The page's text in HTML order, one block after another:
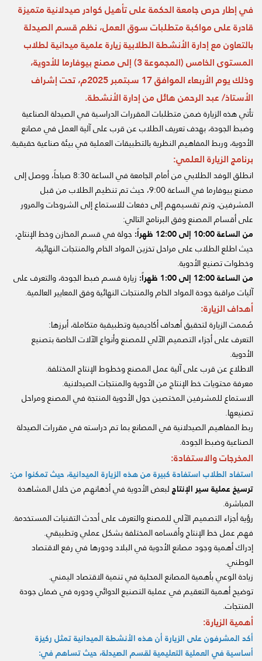
في إطار حرص جامعة الحكمة على تأهيل كوادر صيدلانية متميزة
قادرة على مواكبة متطلبات سوق العمل، نظم قسم الصيدلة
بالتعاون مع إدارة الأنشطة الطلابية زيارة علمية ميدانية لطلاب
المستوى الخامس (المجموعة 3) إلى مصنع بيوفارما للأدوية،
وذلك يوم الأربعاء الموافق 17 سبتمبر 2025م، تحت إشراف
الأستاذ/ عبد الرحمن هائل من إدارة الأنشطة.
تأتي هذه الزيارة ضمن متطلبات المقررات الدراسية في الصيدلة الصناعية
وضبط الجودة، بهدف تعريف الطلاب عن قرب على آلية العمل في مصانع
الأدوية، وربط المفاهيم النظرية بالتطبيقات العملية في بيئة صناعية حقيقية.
برنامج الزيارة العلمي:
انطلق الوفد الطلابي من أمام الجامعة في الساعة 8:30 صباحاً، ووصل إلى
مصنع بيوفارما في الساعة 9:00، حيث تم تنظيم الطلاب من قبل
المشرفين، وتم تقسيمهم إلى دفعات للاستماع إلى الشروحات والمرور
على أقسام المصنع وفق البرنامج التالي:
من الساعة 10:00 إلى 12:00 ظهراً:
جولة في قسم المخازن وخط الإنتاج،
حيث اطلع الطلاب على مراحل تخزين المواد الخام والمنتجات النهائية،
وخطوات تصنيع الأدوية.
من الساعة 12:00 إلى 1:00 ظهراً:
زيارة قسم ضبط الجودة، والتعرف على
آليات مراقبة جودة المواد الخام والمنتجات النهائية وفق المعايير العالمية.
أهداف الزيارة:
صُممت الزيارة لتحقيق أهداف أكاديمية وتطبيقية متكاملة، أبرزها:
التعرف على أجزاء التصميم الآلي للمصنع وأنواع الآلات الخاصة بتصنيع
الأدوية.
الاطلاع عن قرب على آلية عمل المصنع وخطوط الإنتاج المختلفة.
معرفة محتويات خط الإنتاج من الأدوية والمنتجات الصيدلانية.
الاستماع للمشرفين المختصين حول الأدوية المنتجة في المصنع ومراحل
تصنيعها.
ربط المفاهيم الصيدلانية في المصانع بما تم دراسته في مقررات الصيدلة
الصناعية وضبط الجودة.
المخرجات والاستفادة:
استفاد الطلاب استفادة كبيرة من هذه الزيارة الميدانية، حيث تمكنوا من:
ترسيخ عملية سير الإنتاجلبعض الأدوية في أذهانهم من خلال المشاهدة
المباشرة.
رؤية أجزاء التصميم الآلي للمصنع والتعرف على أحدث التقنيات المستخدمة.
فهم عمل خط الإنتاج وأقسامه المختلفة بشكل عملي وتطبيقي.
إدراك أهمية وجود مصانع الأدوية في البلاد ودورها في رفع الاقتصاد
الوطني.
زيادة الوعي بأهمية المصانع المحلية في تنمية الاقتصاد اليمني.
توضيح أهمية التعقيم في عملية التصنيع الدوائي ودوره في ضمان جودة
المنتجات.
أهمية الزيارة:
أكد المشرفون على الزيارة أن هذه الأنشطة الميدانية تمثل ركيزة
أساسية في العملية التعليمية لقسم الصيدلة، حيث تساهم في: